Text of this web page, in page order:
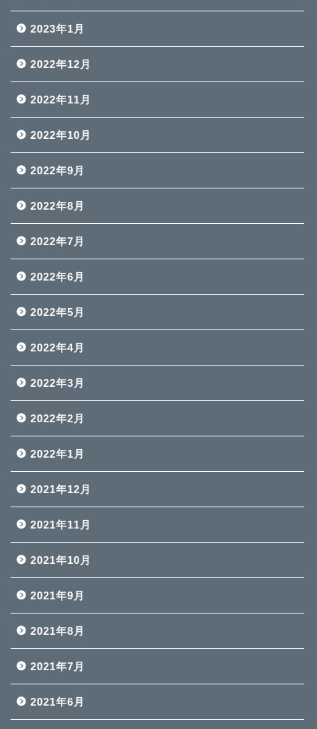
2023年1月
2022年12月
2022年11月
2022年10月
2022年9月
2022年8月
2022年7月
2022年6月
2022年5月
2022年4月
2022年3月
2022年2月
2022年1月
2021年12月
2021年11月
2021年10月
2021年9月
2021年8月
2021年7月
2021年6月